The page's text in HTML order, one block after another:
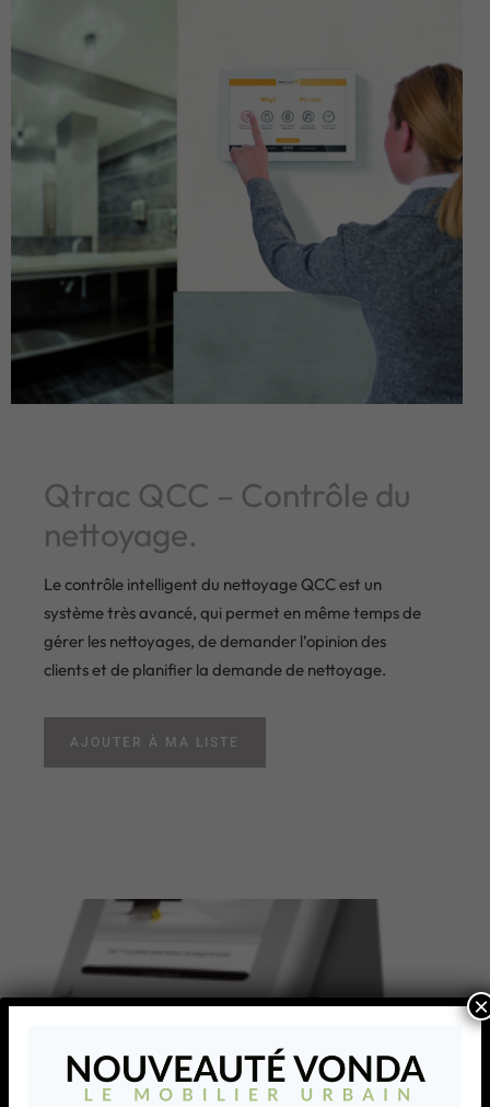
Qtrac QCC – Contrôle du
nettoyage.
Le contrôle intelligent du nettoyage QCC est un
système très avancé, qui permet en même temps de
gérer les nettoyages, de demander l’opinion des
clients et de planifier la demande de nettoyage.
AJOUTER À MA LISTE
×